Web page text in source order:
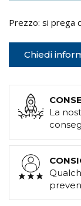
Prezzo: si prega
Chiedi
La